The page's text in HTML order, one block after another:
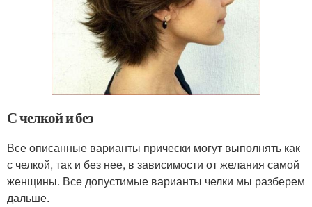
С челкой и без
Все описанные варианты прически могут выполнять как
с челкой, так и без нее, в зависимости от желания самой
женщины. Все допустимые варианты челки мы разберем
дальше.